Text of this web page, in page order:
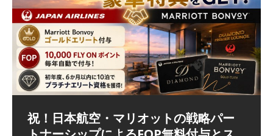
祝！日本航空・マリオットの戦略パー
ラウンジ 華 那覇空港 (2026/05)
The Coral Executive Lounge スワ
日本航空 羽田空港国際線ファースト
バンコクエアウェイズ スワンナプー